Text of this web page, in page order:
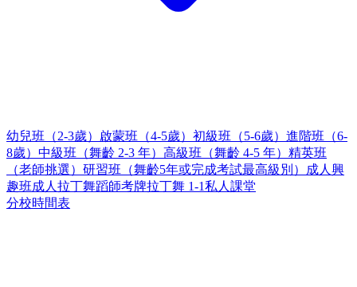
幼兒班（2-3歲） 啟蒙班（4-5歲） 初級班（5-6歲） 進階班（6-
8歲） 中級班（舞齡 2-3 年） 高級班（舞齡 4-5 年） 精英班
（老師挑選） 研習班（舞齡5年或完成考試最高級別）
成人興
趣班成人拉丁舞蹈師考牌拉丁舞 1-1私人課堂
分校時間表